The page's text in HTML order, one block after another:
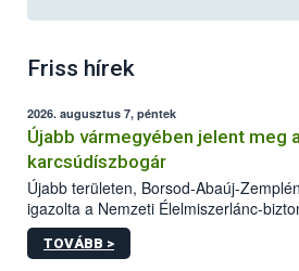
Friss hírek
2026. augusztus 7, péntek
Újabb vármegyében jelent meg
karcsúdíszbogár
Újabb területen, Borsod-Abaúj-
igazolta a Nemzeti Élelmiszerlánc-
kőrisrontó karcsúdíszbogár (Agrilus
kártevőt nem csak színcsapdában
TOVÁBB >